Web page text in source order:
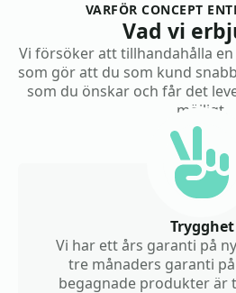
VARFÖR CONCEPT
Vad vi
Vi försöker att tillhandahålla
som gör att du som kund
som du önskar och får det
möjligt.
Trygghet
Vi har ett års garanti på
tre månaders garanti
begagnade produkter är